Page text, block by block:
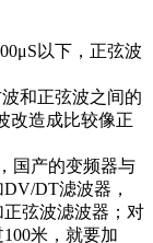
以下，正弦波
和正弦波之间的
改造成比较像正
国产的变频器与
DT滤波器，
弦波滤波器；对
米，就要加